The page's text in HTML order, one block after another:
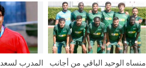
منساه الوحيد الباقي من أجانب
المدرب